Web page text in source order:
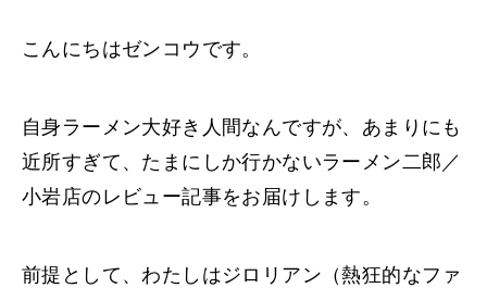
こんにちはゼンコウです。
自身ラーメン大好き人間なんですが、あまりにも
近所すぎて、たまにしか行かないラーメン二郎／
小岩店のレビュー記事をお届けします。
前提として、わたしはジロリアン（熱狂的なファ